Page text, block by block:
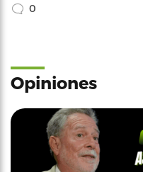
0
Opiniones